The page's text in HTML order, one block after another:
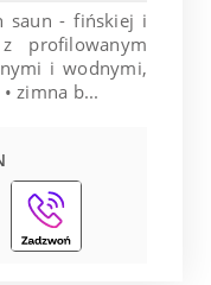
saun - fińskiej i
profilowanym
i wodnymi,
zimna b...